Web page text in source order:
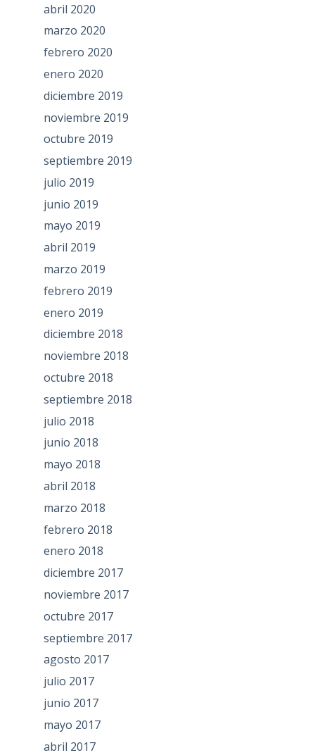
abril 2020
marzo 2020
febrero 2020
enero 2020
diciembre 2019
noviembre 2019
octubre 2019
septiembre 2019
julio 2019
junio 2019
mayo 2019
abril 2019
marzo 2019
febrero 2019
enero 2019
diciembre 2018
noviembre 2018
octubre 2018
septiembre 2018
julio 2018
junio 2018
mayo 2018
abril 2018
marzo 2018
febrero 2018
enero 2018
diciembre 2017
noviembre 2017
octubre 2017
septiembre 2017
agosto 2017
julio 2017
junio 2017
mayo 2017
abril 2017